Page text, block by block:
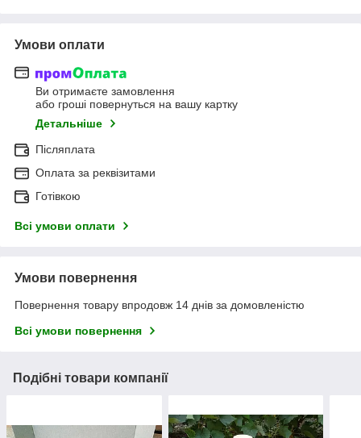
Умови оплати
Ви отримаєте замовлення
або гроші повернуться на вашу картку
Детальніше
Післяплата
Оплата за реквізитами
Готівкою
Всі умови оплати
Умови повернення
Повернення товару впродовж 14 днів за домовленістю
Всі умови повернення
Подібні товари компанії